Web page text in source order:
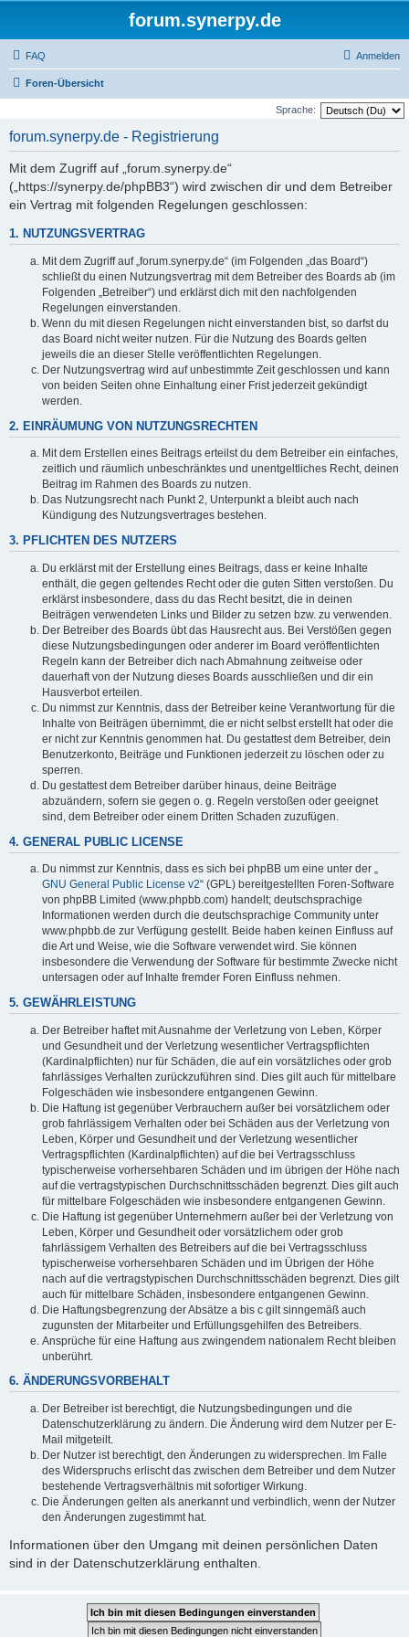
forum.synerpy.de
FAQ Anmelden
Foren-Übersicht
Sprache:
forum.synerpy.de - Registrierung
Mit dem Zugriff auf „forum.synerpy.de“
(„https://synerpy.de/phpBB3“) wird zwischen dir und dem Betreiber
ein Vertrag mit folgenden Regelungen geschlossen:
1. NUTZUNGSVERTRAG
Mit dem Zugriff auf „forum.synerpy.de“ (im Folgenden „das Board“)
schließt du einen Nutzungsvertrag mit dem Betreiber des Boards ab (im
Folgenden „Betreiber“) und erklärst dich mit den nachfolgenden
Regelungen einverstanden.
Wenn du mit diesen Regelungen nicht einverstanden bist, so darfst du
das Board nicht weiter nutzen. Für die Nutzung des Boards gelten
jeweils die an dieser Stelle veröffentlichten Regelungen.
Der Nutzungsvertrag wird auf unbestimmte Zeit geschlossen und kann
von beiden Seiten ohne Einhaltung einer Frist jederzeit gekündigt
werden.
2. EINRÄUMUNG VON NUTZUNGSRECHTEN
Mit dem Erstellen eines Beitrags erteilst du dem Betreiber ein einfaches,
zeitlich und räumlich unbeschränktes und unentgeltliches Recht, deinen
Beitrag im Rahmen des Boards zu nutzen.
Das Nutzungsrecht nach Punkt 2, Unterpunkt a bleibt auch nach
Kündigung des Nutzungsvertrages bestehen.
3. PFLICHTEN DES NUTZERS
Du erklärst mit der Erstellung eines Beitrags, dass er keine Inhalte
enthält, die gegen geltendes Recht oder die guten Sitten verstoßen. Du
erklärst insbesondere, dass du das Recht besitzt, die in deinen
Beiträgen verwendeten Links und Bilder zu setzen bzw. zu verwenden.
Der Betreiber des Boards übt das Hausrecht aus. Bei Verstößen gegen
diese Nutzungsbedingungen oder anderer im Board veröffentlichten
Regeln kann der Betreiber dich nach Abmahnung zeitweise oder
dauerhaft von der Nutzung dieses Boards ausschließen und dir ein
Hausverbot erteilen.
Du nimmst zur Kenntnis, dass der Betreiber keine Verantwortung für die
Inhalte von Beiträgen übernimmt, die er nicht selbst erstellt hat oder die
er nicht zur Kenntnis genommen hat. Du gestattest dem Betreiber, dein
Benutzerkonto, Beiträge und Funktionen jederzeit zu löschen oder zu
sperren.
Du gestattest dem Betreiber darüber hinaus, deine Beiträge
abzuändern, sofern sie gegen o. g. Regeln verstoßen oder geeignet
sind, dem Betreiber oder einem Dritten Schaden zuzufügen.
4. GENERAL PUBLIC LICENSE
Du nimmst zur Kenntnis, dass es sich bei phpBB um eine unter der „
GNU General Public License v2“ (GPL) bereitgestellten Foren-Software
von phpBB Limited (www.phpbb.com) handelt; deutschsprachige
Informationen werden durch die deutschsprachige Community unter
www.phpbb.de zur Verfügung gestellt. Beide haben keinen Einfluss auf
die Art und Weise, wie die Software verwendet wird. Sie können
insbesondere die Verwendung der Software für bestimmte Zwecke nicht
untersagen oder auf Inhalte fremder Foren Einfluss nehmen.
5. GEWÄHRLEISTUNG
Der Betreiber haftet mit Ausnahme der Verletzung von Leben, Körper
und Gesundheit und der Verletzung wesentlicher Vertragspflichten
(Kardinalpflichten) nur für Schäden, die auf ein vorsätzliches oder grob
fahrlässiges Verhalten zurückzuführen sind. Dies gilt auch für mittelbare
Folgeschäden wie insbesondere entgangenen Gewinn.
Die Haftung ist gegenüber Verbrauchern außer bei vorsätzlichem oder
grob fahrlässigem Verhalten oder bei Schäden aus der Verletzung von
Leben, Körper und Gesundheit und der Verletzung wesentlicher
Vertragspflichten (Kardinalpflichten) auf die bei Vertragsschluss
typischerweise vorhersehbaren Schäden und im übrigen der Höhe nach
auf die vertragstypischen Durchschnittsschäden begrenzt. Dies gilt auch
für mittelbare Folgeschäden wie insbesondere entgangenen Gewinn.
Die Haftung ist gegenüber Unternehmern außer bei der Verletzung von
Leben, Körper und Gesundheit oder vorsätzlichem oder grob
fahrlässigem Verhalten des Betreibers auf die bei Vertragsschluss
typischerweise vorhersehbaren Schäden und im Übrigen der Höhe
nach auf die vertragstypischen Durchschnittsschäden begrenzt. Dies gilt
auch für mittelbare Schäden, insbesondere entgangenen Gewinn.
Die Haftungsbegrenzung der Absätze a bis c gilt sinngemäß auch
zugunsten der Mitarbeiter und Erfüllungsgehilfen des Betreibers.
Ansprüche für eine Haftung aus zwingendem nationalem Recht bleiben
unberührt.
6. ÄNDERUNGSVORBEHALT
Der Betreiber ist berechtigt, die Nutzungsbedingungen und die
Datenschutzerklärung zu ändern. Die Änderung wird dem Nutzer per E-
Mail mitgeteilt.
Der Nutzer ist berechtigt, den Änderungen zu widersprechen. Im Falle
des Widerspruchs erlischt das zwischen dem Betreiber und dem Nutzer
bestehende Vertragsverhältnis mit sofortiger Wirkung.
Die Änderungen gelten als anerkannt und verbindlich, wenn der Nutzer
den Änderungen zugestimmt hat.
Informationen über den Umgang mit deinen persönlichen Daten
sind in der Datenschutzerklärung enthalten.